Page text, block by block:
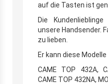
auf die Tasten ist
Die
unsere Handsender.
zu lieben.
Er kann diese
CAME TOP 432A,
CAME TOP 432NA,